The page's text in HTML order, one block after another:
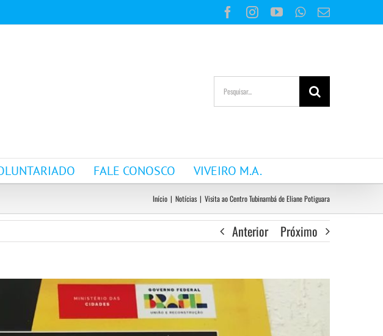
Facebook
Instagram
YouTubeWhatsApp
E-
mail
Buscar
resultados
para:
FALE CONOSCO VIVEIRO M.A.
Início | Notícias | Visita ao Centro Tubinambá de Eliane Potiguara
Anterior Próximo